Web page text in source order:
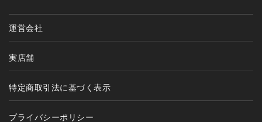
運営会社
実店舗
特定商取引法に基づく表示
プライバシーポリシー